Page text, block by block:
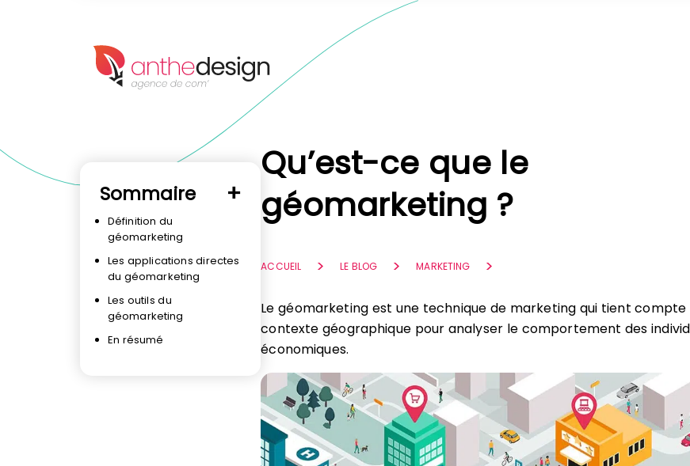
Sommaire
Définition du
géomarketing
Les applications directes
du géomarketing
Les outils du
géomarketing
En résumé
Qu’est-ce que le
géomarketing ?
ACCUEIL LE BLOG MARKETING
Le géomarketing est une technique de marketing qui tient compte
contexte géographique pour analyser le comportement des
économiques.